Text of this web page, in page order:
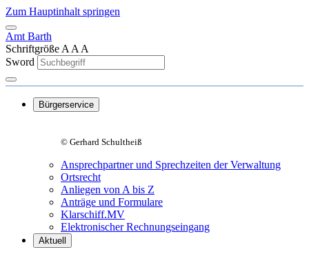
Zum Hauptinhalt springen
Amt Barth
Schriftgröße A A A
Sword
Bürgerservice
© Gerhard Schultheiß
Ansprechpartner und Sprechzeiten der Verwaltung
Ortsrecht
Anliegen von A bis Z
Anträge und Formulare
Klarschiff.MV
Elektronischer Rechnungseingang
Aktuell